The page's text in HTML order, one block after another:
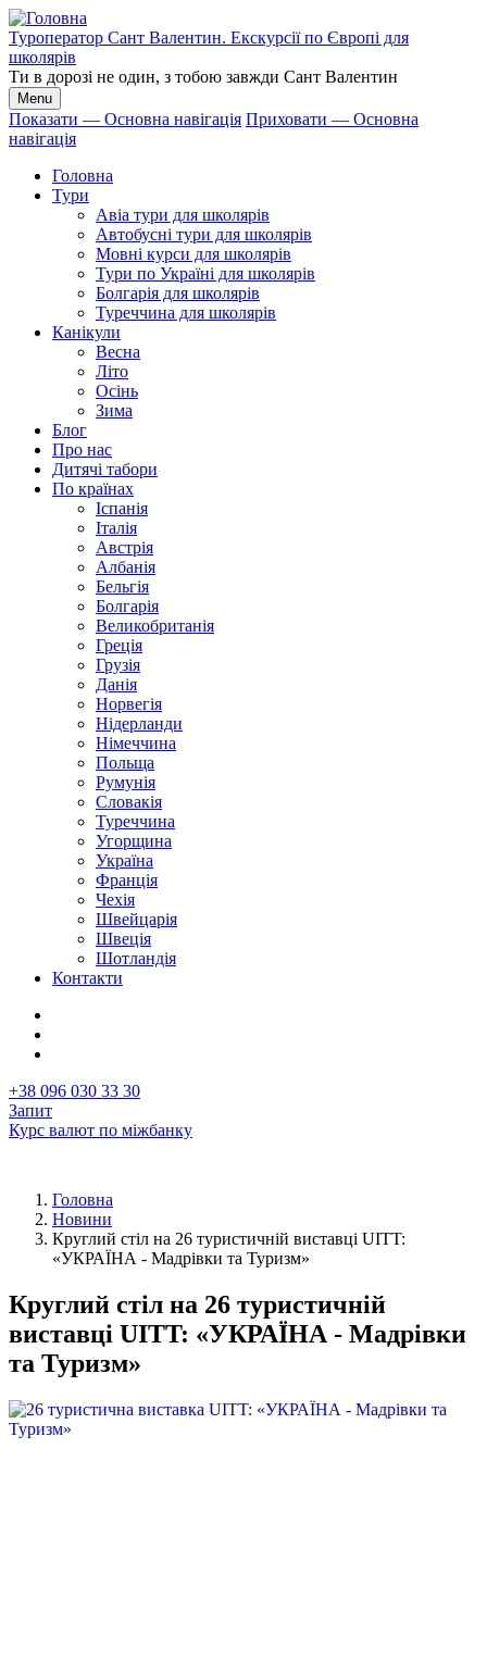
Перейти
до
основного
вмісту
Туроператор Сант Валентин. Екскурсії по Європі для
школярів
Ти в дорозі не один, з тобою завжди Сант Валентин
Menu
Основна
навігація
Показати — Основна навігація Приховати — Основна
навігація
Головна
Тури
Авіа тури для школярів
Автобусні тури для школярів
Мовні курси для школярів
Тури по Україні для школярів
Болгарія для школярів
Туреччина для школярів
Канікули
Весна
Літо
Осінь
Зима
Блог
Про нас
Дитячі табори
По країнах
Іспанія
Італія
Австрія
Албанія
Бельгія
Болгарія
Великобританія
Греція
Грузія
Данія
Норвегія
Нідерланди
Німеччина
Польща
Румунія
Словакія
Туреччина
Угорщина
Україна
Франція
Чехія
Швейцарія
Швеція
Шотландія
Контакти
+38 096 030 33 30
Запит
Курс валют по міжбанку
Рядок
навіґації
Головна
Новини
Круглий стіл на 26 туристичній виставці UITT:
«УКРАЇНА - Мадрівки та Туризм»
Круглий стіл на 26 туристичній
виставці UITT: «УКРАЇНА - Мадрівки
та Туризм»
Перша
фотографія
Image